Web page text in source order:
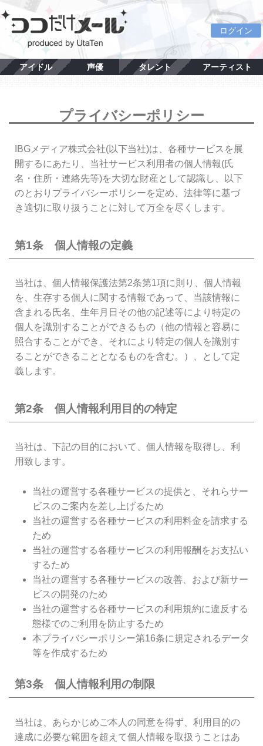
ログイン
アイドル 声優 タレント アーティスト
プライバシーポリシー
IBGメディア株式会社(以下当社)は、各種サービスを展
開するにあたり、当社サービス利用者の個人情報(氏
名・住所・連絡先等)を大切な財産として認識し、以下
のとおりプライバシーポリシーを定め、法律等に基づ
き適切に取り扱うことに対して万全を尽くします。
第1条 個人情報の定義
当社は、個人情報保護法第2条第1項に則り、個人情報
を、生存する個人に関する情報であって、当該情報に
含まれる氏名、生年月日その他の記述等により特定の
個人を識別することができるもの（他の情報と容易に
照合することができ、それにより特定の個人を識別す
ることができることとなるものを含む。）、として定
義します。
第2条 個人情報利用目的の特定
当社は、下記の目的において、個人情報を取得し、利
用致します。
当社の運営する各種サービスの提供と、それらサー
ビスのご案内を差し上げるため
当社の運営する各種サービスの利用料金を請求する
ため
当社の運営する各種サービスの利用報酬をお支払い
するため
当社の運営する各種サービスの改善、および新サー
ビスの開発のため
当社の運営する各種サービスの利用規約に違反する
態様でのご利用を防止するため
本プライバシーポリシー第16条に規定されるデータ
等を作成するため
第3条 個人情報利用の制限
当社は、あらかじめご本人の同意を得ず、利用目的の
達成に必要な範囲を超えて個人情報を取扱うことはあ